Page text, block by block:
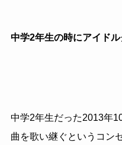
中学2年生の時にアイド
中学2年生だった2013年
曲を歌い継ぐというコン